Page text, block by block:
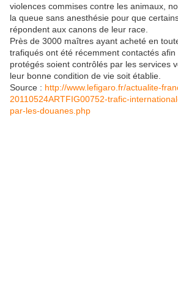
violences commises contre les animaux,
la queue sans anesthésie pour que
répondent aux canons de leur race.
Près de 3000 maîtres ayant acheté en
trafiqués ont été récemment contactés
protégés soient contrôlés par les services
leur bonne condition de vie soit établie.
Source : http://www.lefigaro.fr/actualite-
20110524ARTFIG00752-trafic-
par-les-douanes.php